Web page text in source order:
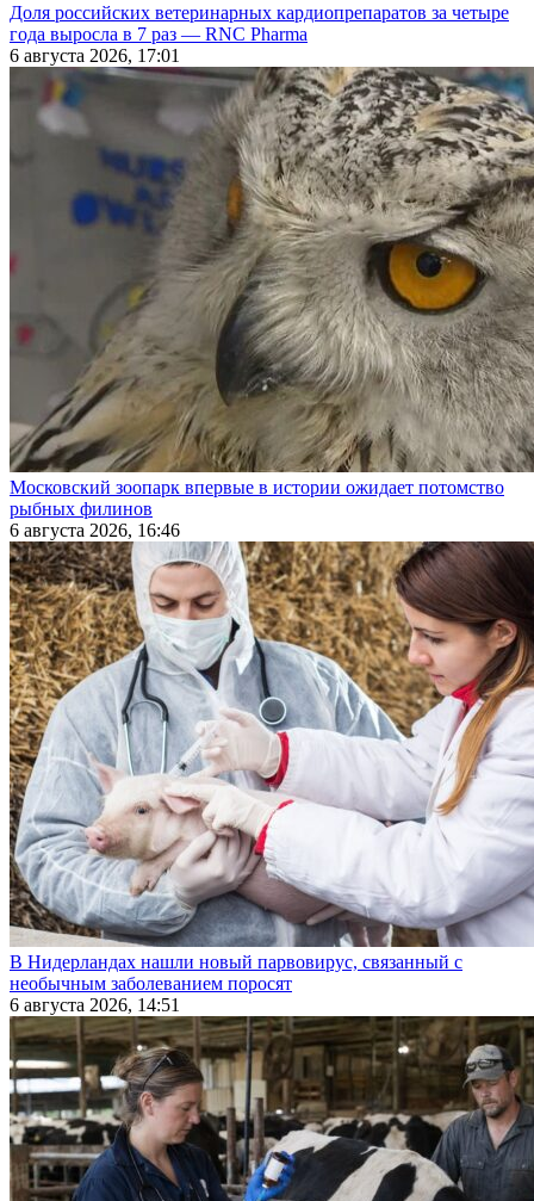
Доля российских ветеринарных кардиопрепаратов за четыре
года выросла в 7 раз — RNC Pharma
6 августа 2026, 17:01
Московский зоопарк впервые в истории ожидает потомство
рыбных филинов
6 августа 2026, 16:46
В Нидерландах нашли новый парвовирус, связанный с
необычным заболеванием поросят
6 августа 2026, 14:51